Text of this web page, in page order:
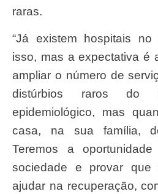
raras.
“Já existem hospitais no estado que fazem
isso, mas a expectativa é
ampliar o número de
distúrbios raros do
epidemiológico, mas
casa, na sua família,
Teremos a
sociedade e provar que
ajudar na recuperação,